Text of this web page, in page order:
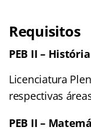
Requisitos
PEB II – História
Licenciatura
respectivas
PEB II –